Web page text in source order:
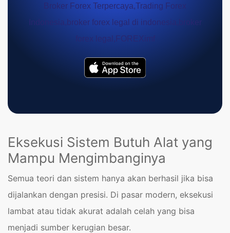
Eksekusi Sistem Butuh Alat yang
Mampu Mengimbanginya
Semua teori dan sistem hanya akan berhasil jika bisa
dijalankan dengan presisi. Di pasar modern, eksekusi
lambat atau tidak akurat adalah celah yang bisa
menjadi sumber kerugian besar.